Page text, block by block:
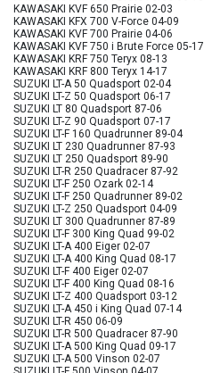
KAWASAKI KVF 650 Prairie 02-03
KAWASAKI KFX 700 V-Force 04-09
KAWASAKI KVF 700 Prairie 04-06
KAWASAKI KVF 750 i Brute Force 05-17
KAWASAKI KRF 750 Teryx 08-13
KAWASAKI KRF 800 Teryx 14-17
SUZUKI LT-A 50 Quadsport 02-04
SUZUKI LT-Z 50 Quadsport 06-17
SUZUKI LT 80 Quadsport 87-06
SUZUKI LT-Z 90 Quadsport 07-17
SUZUKI LT-F 160 Quadrunner 89-04
SUZUKI LT 230 Quadrunner 87-93
SUZUKI LT 250 Quadsport 89-90
SUZUKI LT-R 250 Quadracer 87-92
SUZUKI LT-F 250 Ozark 02-14
SUZUKI LT-F 250 Quadrunner 89-02
SUZUKI LT-Z 250 Quadsport 04-09
SUZUKI LT 300 Quadrunner 87-89
SUZUKI LT-F 300 King Quad 99-02
SUZUKI LT-A 400 Eiger 02-07
SUZUKI LT-A 400 King Quad 08-17
SUZUKI LT-F 400 Eiger 02-07
SUZUKI LT-F 400 King Quad 08-16
SUZUKI LT-Z 400 Quadsport 03-12
SUZUKI LT-A 450 i King Quad 07-14
SUZUKI LT-R 450 06-09
SUZUKI LT-R 500 Quadracer 87-90
SUZUKI LT-A 500 King Quad 09-17
SUZUKI LT-A 500 Vinson 02-07